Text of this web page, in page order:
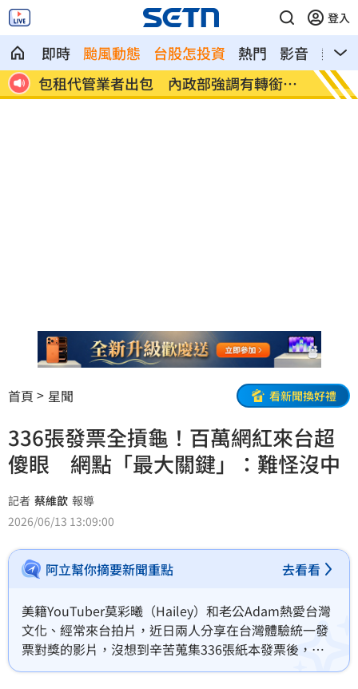
登入
即時 颱風動態 台股怎投資 熱門 影音
熱搜
原
包租代管業者出包 內政部強調有轉銜機
制
慈濟
首頁 星聞 看新聞換好禮
336張發票全摃龜！百萬網紅來台超
傻眼 網點「最大關鍵」：難怪沒中
記者 蔡維歆 報導
2026/06/13 13:09:00
阿立幫你摘要新聞重點 去看看
美籍YouTuber莫彩曦（Hailey）和老公Adam熱愛台灣
文化、經常來台拍片，近日兩人分享在台灣體驗統一發
票對獎的影片，沒想到辛苦蒐集336張紙本發票後，竟
然全部摃龜，所有的獎項都沒中，讓夫妻倆當場傻眼，